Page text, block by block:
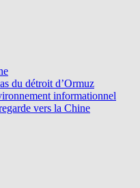
du détroit d’Ormuz
informationnel
vers la Chine